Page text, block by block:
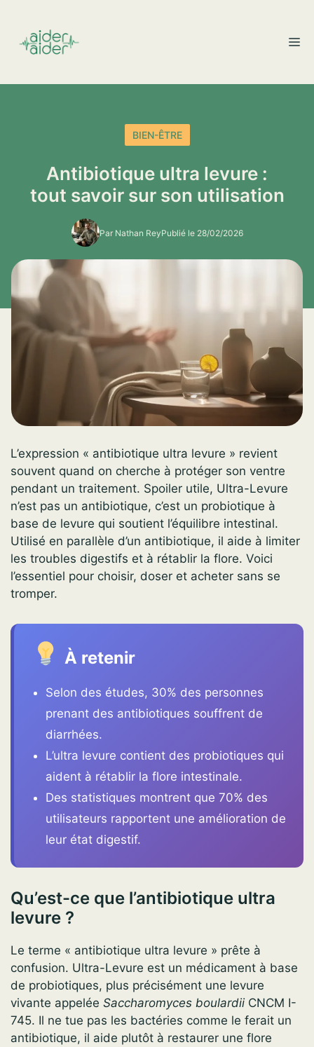
contenu
BIEN-ÊTRE
Antibiotique ultra levure :
tout savoir sur son utilisation
Par Nathan ReyPublié le 28/02/2026
L’expression « antibiotique ultra levure » revient
souvent quand on cherche à protéger son ventre
pendant un traitement. Spoiler utile, Ultra-Levure
n’est pas un antibiotique, c’est un probiotique à
base de levure qui soutient l’équilibre intestinal.
Utilisé en parallèle d’un antibiotique, il aide à limiter
les troubles digestifs et à rétablir la flore. Voici
l’essentiel pour choisir, doser et acheter sans se
tromper.
À retenir
Selon des études, 30% des personnes
prenant des antibiotiques souffrent de
diarrhées.
L’ultra levure contient des probiotiques qui
aident à rétablir la flore intestinale.
Des statistiques montrent que 70% des
utilisateurs rapportent une amélioration de
leur état digestif.
Qu’est-ce que l’antibiotique ultra
levure ?
Le terme « antibiotique ultra levure » prête à
confusion. Ultra-Levure est un médicament à base
de probiotiques, plus précisément une levure
vivante appelée Saccharomyces boulardii CNCM I-
745. Il ne tue pas les bactéries comme le ferait un
antibiotique, il aide plutôt à restaurer une flore